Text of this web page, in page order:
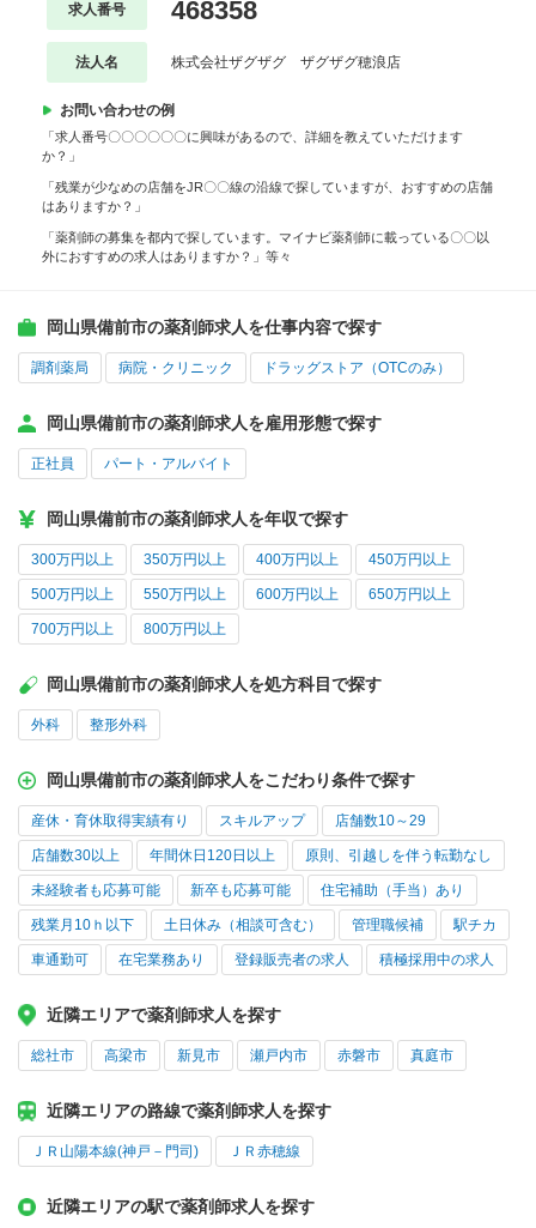
求人番号 468358
法人名 株式会社ザグザグ ザグザグ穂浪店
お問い合わせの例
「求人番号〇〇〇〇〇〇に興味があるので、詳細を教えていただけます
か？」
「残業が少なめの店舗をJR〇〇線の沿線で探していますが、おすすめの店舗
はありますか？」
「薬剤師の募集を都内で探しています。マイナビ薬剤師に載っている〇〇以
外におすすめの求人はありますか？」等々
岡山県備前市の薬剤師求人を仕事内容で探す
調剤薬局 病院・クリニック ドラッグストア（OTCのみ）
岡山県備前市の薬剤師求人を雇用形態で探す
正社員 パート・アルバイト
岡山県備前市の薬剤師求人を年収で探す
300万円以上 350万円以上 400万円以上 450万円以上
500万円以上 550万円以上 600万円以上 650万円以上
700万円以上 800万円以上
岡山県備前市の薬剤師求人を処方科目で探す
外科 整形外科
岡山県備前市の薬剤師求人をこだわり条件で探す
産休・育休取得実績有り スキルアップ 店舗数10～29
店舗数30以上 年間休日120日以上 原則、引越しを伴う転勤なし
未経験者も応募可能 新卒も応募可能 住宅補助（手当）あり
残業月10ｈ以下 土日休み（相談可含む） 管理職候補 駅チカ
車通勤可 在宅業務あり 登録販売者の求人 積極採用中の求人
近隣エリアで薬剤師求人を探す
総社市 高梁市 新見市 瀬戸内市 赤磐市 真庭市
近隣エリアの路線で薬剤師求人を探す
ＪＲ山陽本線(神戸－門司) ＪＲ赤穂線
近隣エリアの駅で薬剤師求人を探す